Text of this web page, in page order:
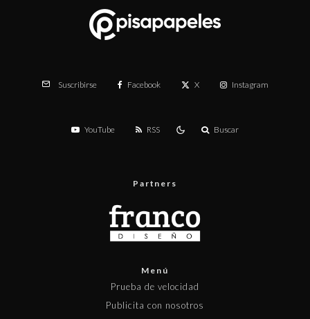
Suscribirse Facebook X Instagram
YouTube RSS Buscar
Partners
Menú
Prueba de velocidad
Publicita con nosotros